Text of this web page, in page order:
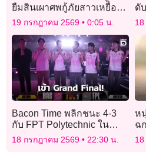
ยืมสินเผาศพกู้ภัยสาวเหยื่อ
‘โรงเบียร์ ณ ลาดพร้าว’
19 กรกฎาคม 2569 0:05 น.
ดั
ร
Bacon Time พลิกชนะ 4-3
กับ FPT Polytechnic ใน
APL 2026!
18 กรกฎาคม 2569 22:30 น.
ห
ฉ
รั